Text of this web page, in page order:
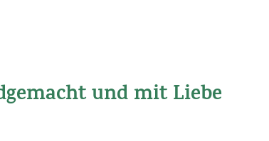
und mit Liebe